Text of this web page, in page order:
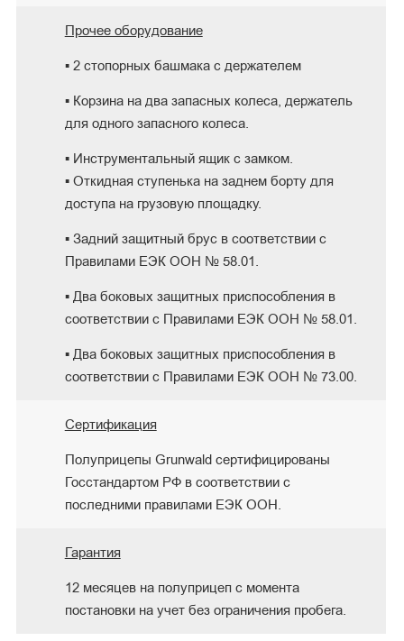
Прочее оборудование
▪ 2 стопорных башмака с держателем
▪ Корзина на два запасных колеса, держатель
для одного запасного колеса.
▪ Инструментальный ящик с замком.
▪ Откидная ступенька на заднем борту для
доступа на грузовую площадку.
▪ Задний защитный брус в соответствии с
Правилами ЕЭК ООН № 58.01.
▪ Два боковых защитных приспособления в
соответствии с Правилами ЕЭК ООН № 58.01.
▪ Два боковых защитных приспособления в
соответствии с Правилами ЕЭК ООН № 73.00.
Сертификация
Полуприцепы Grunwald сертифицированы
Госстандартом РФ в соответствии с
последними правилами ЕЭК ООН.
Гарантия
12 месяцев на полуприцеп с момента
постановки на учет без ограничения пробега.